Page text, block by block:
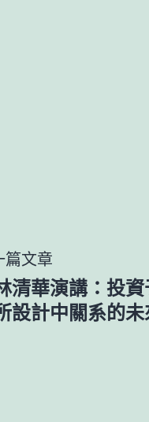
篇文章
清華演講：投
設計中關系的未